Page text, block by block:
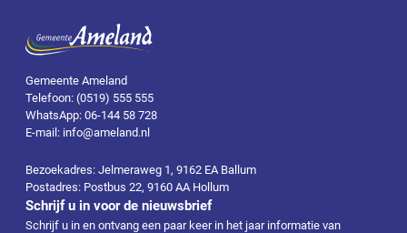
Gemeente Ameland
Telefoon: (0519) 555 555
WhatsApp: 06-144 58 728
E-mail: info@ameland.nl
Bezoekadres: Jelmeraweg 1, 9162 EA Ballum
Postadres: Postbus 22, 9160 AA Hollum
Schrijf u in voor de nieuwsbrief
Schrijf u in en ontvang een paar keer in het jaar informatie van